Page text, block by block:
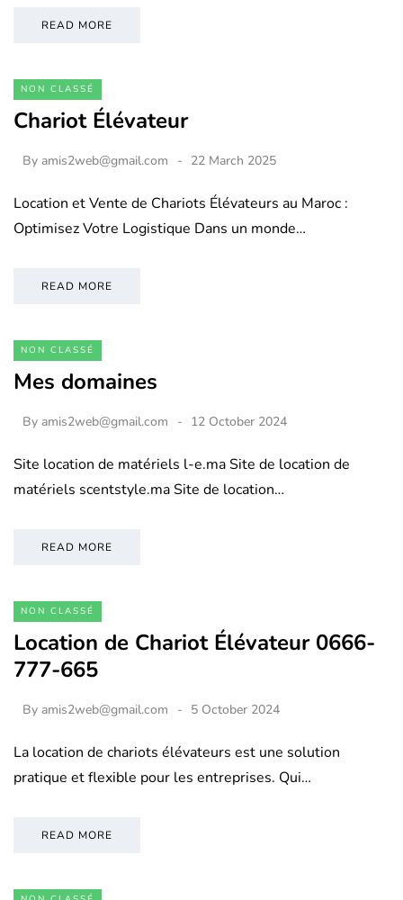
READ MORE
NON CLASSÉ
Chariot Élévateur
By amis2web@gmail.com 22 March 2025
Location et Vente de Chariots Élévateurs au Maroc :
Optimisez Votre Logistique Dans un monde…
READ MORE
NON CLASSÉ
Mes domaines
By amis2web@gmail.com 12 October 2024
Site location de matériels l-e.ma Site de location de
matériels scentstyle.ma Site de location…
READ MORE
NON CLASSÉ
Location de Chariot Élévateur 0666-
777-665
By amis2web@gmail.com 5 October 2024
La location de chariots élévateurs est une solution
pratique et flexible pour les entreprises. Qui…
READ MORE